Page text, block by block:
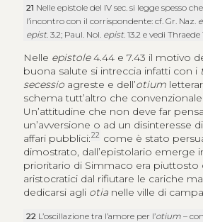
21 Nelle epistole del IV sec. si legge spesso
l’incontro con il corrispondente: cf. Gr. Naz.
epist. 3.2; Paul. Nol. epist. 13.2 e vedi Thraede
Nelle epistole4.44 e 7.43 il motivo
buona salute si intreccia infatti con i
secessio agreste e dell’otium
schema tutt’altro che
Un’attitudine che non deve far
un’avversione o ad un disinteresse
affari pubblici:22 come è stato
dimostrato, dall’epistolario emerge
prioritario di Simmaco era piuttosto
aristocratici dal rifiutare le cariche
dedicarsi agli otia nelle ville di
22 L’oscillazione tra l’amore per l’otium –